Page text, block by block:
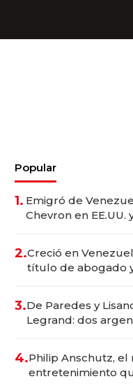
Popular
1. Emigró de
Chevron en EE.UU.
2.Creció en
título de abogado
3.De Paredes y
Legrand: dos
4.Philip Anschutz,
entretenimiento